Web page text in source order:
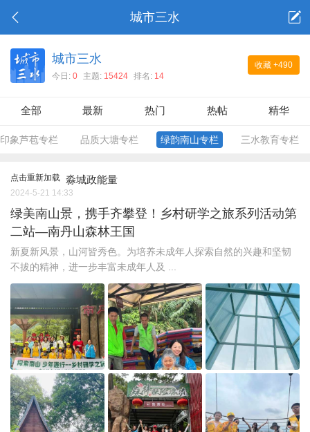
城市三水
收藏 +490
城市三水
今日: 0 主题: 15424 排名: 14
全部 最新 热门 热帖 精华
印象芦苞专栏 品质大塘专栏 绿韵南山专栏 三水教育专栏
点击重新加载 淼城政能量
2024-5-21 14:33
绿美南山景，携手齐攀登！乡村研学之旅系列活动第
二站—南丹山森林王国
新夏新风景，山河皆秀色。为培养未成年人探索自然的兴趣和坚韧
不拔的精神，进一步丰富未成年人及 ...